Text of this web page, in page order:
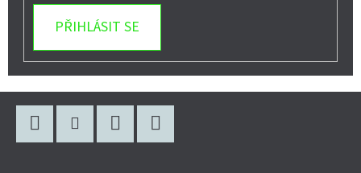
PŘIHLÁSIT SE